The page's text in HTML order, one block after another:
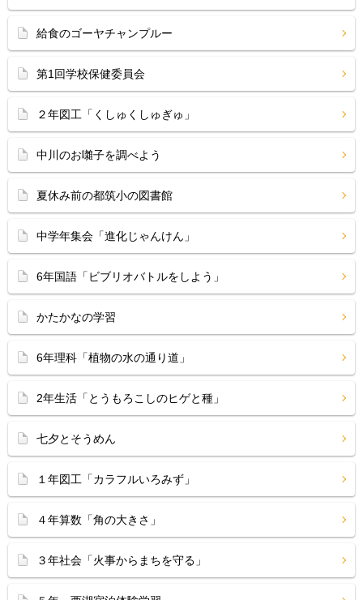
給食のゴーヤチャンプルー
第1回学校保健委員会
２年図工「くしゅくしゅぎゅ」
中川のお囃子を調べよう
夏休み前の都筑小の図書館
中学年集会「進化じゃんけん」
6年国語「ビブリオバトルをしよう」
かたかなの学習
6年理科「植物の水の通り道」
2年生活「とうもろこしのヒゲと種」
七夕とそうめん
１年図工「カラフルいろみず」
４年算数「角の大きさ」
３年社会「火事からまちを守る」